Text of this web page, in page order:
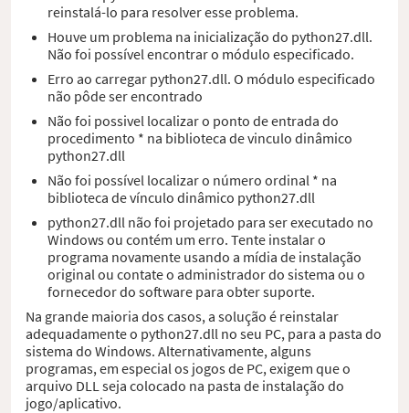
reinstalá-lo para resolver esse problema.
Houve um problema na inicialização do python27.dll.
Não foi possível encontrar o módulo especificado.
Erro ao carregar python27.dll. O módulo especificado
não pôde ser encontrado
Não foi possivel localizar o ponto de entrada do
procedimento * na biblioteca de vinculo dinâmico
python27.dll
Não foi possível localizar o número ordinal * na
biblioteca de vínculo dinâmico python27.dll
python27.dll não foi projetado para ser executado no
Windows ou contém um erro. Tente instalar o
programa novamente usando a mídia de instalação
original ou contate o administrador do sistema ou o
fornecedor do software para obter suporte.
Na grande maioria dos casos, a solução é reinstalar
adequadamente o python27.dll no seu PC, para a pasta do
sistema do Windows. Alternativamente, alguns
programas, em especial os jogos de PC, exigem que o
arquivo DLL seja colocado na pasta de instalação do
jogo/aplicativo.